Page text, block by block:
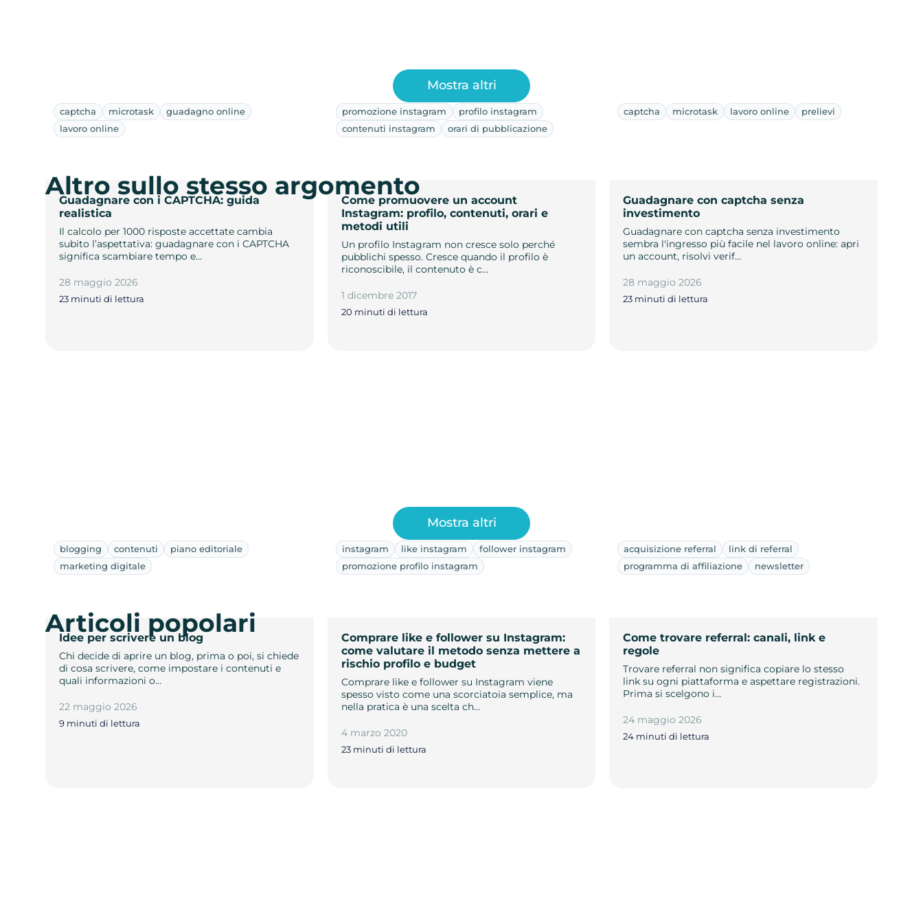
captcha microtask
guadagno online
lavoro online
Guadagnare con i CAPTCHA: guida
realistica
Il calcolo per 1000 risposte accettate cambia
subito l’aspettativa: guadagnare con i CAPTCHA
significa scambiare tempo e…
28 maggio 2026
23 minuti di lettura
promozione instagram
profilo instagram
contenuti instagram
orari di pubblicazione
Come promuovere un account
Instagram: profilo, contenuti, orari e
metodi utili
Un profilo Instagram non cresce solo perché
pubblichi spesso. Cresce quando il profilo è
riconoscibile, il contenuto è c…
1 dicembre 2017
20 minuti di lettura
captcha microtask lavoro online prelievi
Guadagnare con captcha senza
investimento
Guadagnare con captcha senza investimento
sembra l'ingresso più facile nel lavoro online: apri
un account, risolvi verif…
28 maggio 2026
23 minuti di lettura
Mostra altri
Altro sullo stesso argomento
blogging contenuti
piano editoriale
marketing digitale
Idee per scrivere un blog
Chi decide di aprire un blog, prima o poi, si chiede
di cosa scrivere, come impostare i contenuti e
quali informazioni o…
22 maggio 2026
9 minuti di lettura
instagram like instagram
follower instagram
promozione profilo instagram
Comprare like e follower su Instagram:
come valutare il metodo senza mettere a
rischio profilo e budget
Comprare like e follower su Instagram viene
spesso visto come una scorciatoia semplice, ma
nella pratica è una scelta ch…
4 marzo 2020
23 minuti di lettura
acquisizione referral
link di referral
programma di affiliazione
newsletter
Come trovare referral: canali, link e
regole
Trovare referral non significa copiare lo stesso
link su ogni piattaforma e aspettare registrazioni.
Prima si scelgono i…
24 maggio 2026
24 minuti di lettura
Mostra altri
Articoli popolari